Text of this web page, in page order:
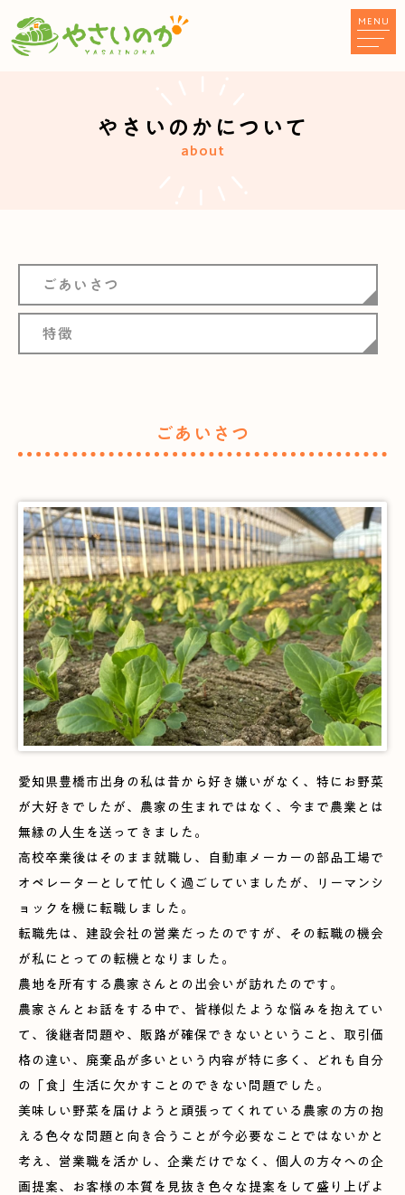
やさいのかについて
about
ごあいさつ
特徴
ごあいさつ
愛知県豊橋市出身の私は昔から好き嫌いがなく、特にお野菜
が大好きでしたが、農家の生まれではなく、今まで農業とは
無縁の人生を送ってきました。
高校卒業後はそのまま就職し、自動車メーカーの部品工場で
オペレーターとして忙しく過ごしていましたが、リーマンシ
ョックを機に転職しました。
転職先は、建設会社の営業だったのですが、その転職の機会
が私にとっての転機となりました。
農地を所有する農家さんとの出会いが訪れたのです。
農家さんとお話をする中で、皆様似たような悩みを抱えてい
て、後継者問題や、販路が確保できないということ、取引価
格の違い、廃棄品が多いという内容が特に多く、どれも自分
の「食」生活に欠かすことのできない問題でした。
美味しい野菜を届けようと頑張ってくれている農家の方の抱
える色々な問題と向き合うことが今必要なことではないかと
考え、営業職を活かし、企業だけでなく、個人の方々への企
画提案、お客様の本質を見抜き色々な提案をして盛り上げよ
MENU